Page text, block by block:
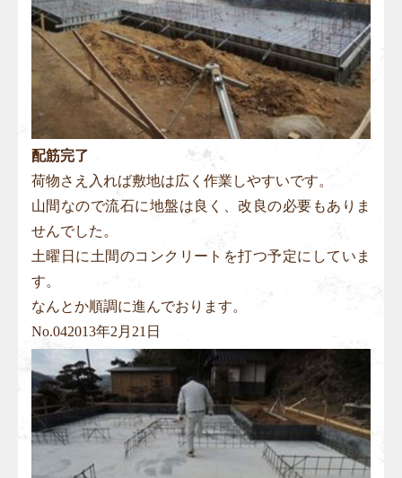
配筋完了
荷物さえ入れば敷地は広く作業しやすいです。
山間なので流石に地盤は良く、改良の必要もありま
せんでした。
土曜日に土間のコンクリートを打つ予定にしていま
す。
なんとか順調に進んでおります。
No.042013年2月21日